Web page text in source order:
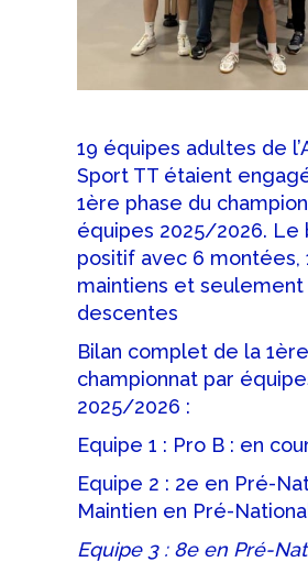
19 équipes adultes de
Sport TT étaient
1ère phase du
équipes 2025/2026. Le
positif avec 6 montées,
maintiens et seulement
descentes
Bilan complet de la
championnat par
2025/2026 :
Equipe 1 : Pro B : en
Equipe 2 : 2e en Pré-
Maintien en Pré-
Equipe 3 : 8e en Pré-